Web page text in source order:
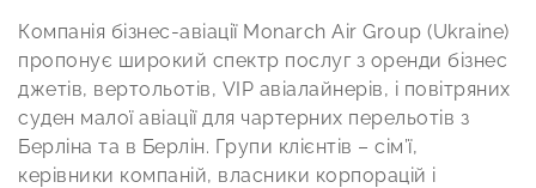
Компанія бізнес-авіації Monarch Air Group (Ukraine)
пропонує широкий спектр послуг з оренди бізнес
джетів, вертольотів, VIP авіалайнерів, і повітряних
суден малої авіації для чартерних перельотів з
Берліна та в Берлін. Групи клієнтів – сім’ї,
керівники компаній, власники корпорацій і